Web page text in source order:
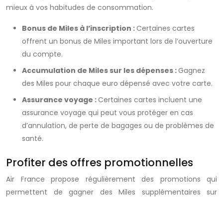
mieux à vos habitudes de consommation.
Bonus de Miles à l’inscription :Certaines cartes
offrent un bonus de Miles important lors de l’ouverture
du compte.
Accumulation de Miles sur les dépenses :Gagnez
des Miles pour chaque euro dépensé avec votre carte.
Assurance voyage :Certaines cartes incluent une
assurance voyage qui peut vous protéger en cas
d’annulation, de perte de bagages ou de problèmes de
santé.
Profiter des offres promotionnelles
Air France propose régulièrement des promotions qui
permettent de gagner des Miles supplémentaires sur